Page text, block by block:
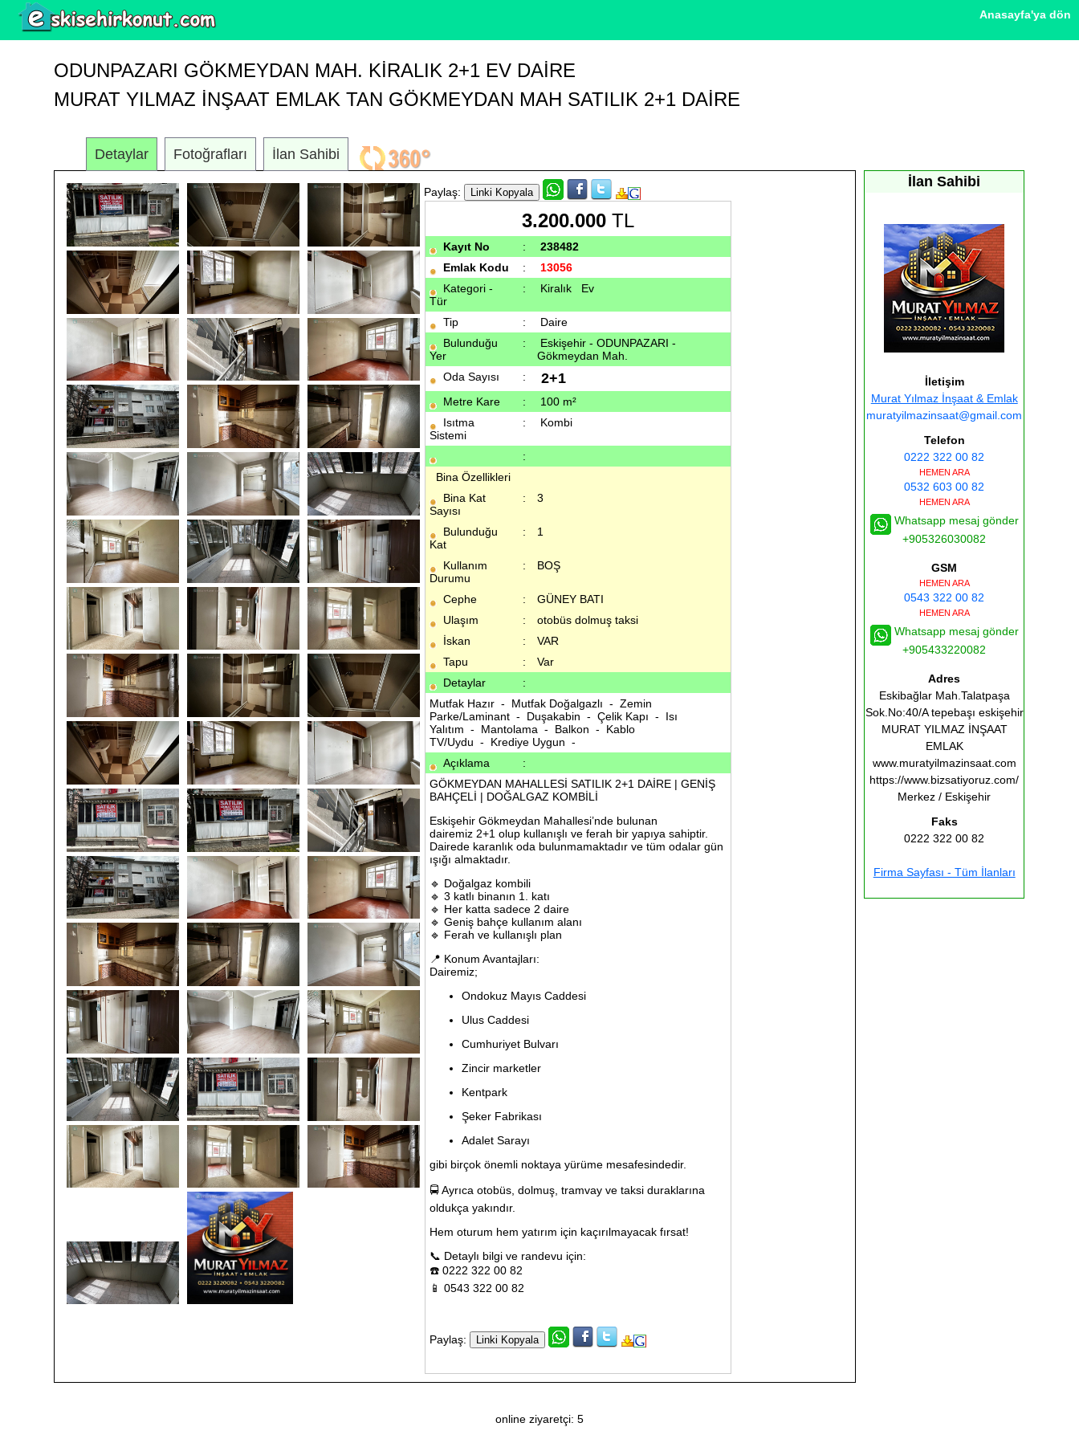
Anasayfa'ya dön
ODUNPAZARI GÖKMEYDAN MAH. KIRALIK 2+1 EV DAIRE
MURAT YILMAZ İNŞAAT EMLAK TAN GÖKMEYDAN MAH SATILIK 2+1 DAİRE
Detaylar Fotoğrafları İlan Sahibi
Paylaş:
3.200.000 TL
Kayıt No :
238482
Emlak Kodu
:
13056
Kategori -
Tür
: KiralıkEv
Tip :
Daire
Bulunduğu
Yer
:
Eskişehir - ODUNPAZARI -
Gökmeydan Mah.
Oda Sayısı
: 2+1
Metre Kare :
100 m²
Isıtma
Sistemi
: Kombi
:
Bina Özellikleri
Bina Kat
Sayısı
: 3
Bulunduğu
Kat
: 1
Kullanım
Durumu
: BOŞ
Cephe :
GÜNEY BATI
Ulaşım
:
otobüs dolmuş taksi
İskan
:
VAR
Tapu
:
Var
Detaylar
:
Mutfak Hazır - Mutfak Doğalgazlı - Zemin
Parke/Laminant - Duşakabin - Çelik Kapı - Isı
Yalıtım - Mantolama - Balkon - Kablo
TV/Uydu - Krediye Uygun -
Açıklama
:
GÖKMEYDAN MAHALLESİ SATILIK 2+1 DAİRE | GENİŞ
BAHÇELİ | DOĞALGAZ KOMBİLİ
Eskişehir Gökmeydan Mahallesi’nde bulunan
dairemiz 2+1 olup kullanışlı ve ferah bir yapıya sahiptir.
Dairede karanlık oda bulunmamaktadır ve tüm odalar gün
ışığı almaktadır.
🔹 Doğalgaz kombili
🔹 3 katlı binanın 1. katı
🔹 Her katta sadece 2 daire
🔹 Geniş bahçe kullanım alanı
🔹 Ferah ve kullanışlı plan
📍 Konum Avantajları:
Dairemiz;
Ondokuz Mayıs Caddesi
Ulus Caddesi
Cumhuriyet Bulvarı
Zincir marketler
Kentpark
Şeker Fabrikası
Adalet Sarayı
gibi birçok önemli noktaya yürüme mesafesindedir.
🚍 Ayrıca otobüs, dolmuş, tramvay ve taksi duraklarına
oldukça yakındır.
Hem oturum hem yatırım için kaçırılmayacak fırsat!
📞 Detaylı bilgi ve randevu için:
☎️ 0222 322 00 82
📱 0543 322 00 82
Paylaş:
İlan Sahibi
İletişim
Murat Yılmaz İnşaat & Emlak
muratyilmazinsaat@gmail.com
Telefon
0222 322 00 82
HEMEN ARA
0532 603 00 82
HEMEN ARA
Whatsapp mesaj gönder
+905326030082
GSM
HEMEN ARA
0543 322 00 82
HEMEN ARA
Whatsapp mesaj gönder
+905433220082
Adres
Eskibağlar Mah.Talatpaşa
Sok.No:40/A tepebaşı eskişehir
MURAT YILMAZ İNŞAAT
EMLAK
www.muratyilmazinsaat.com
https://www.bizsatiyoruz.com/
Merkez / Eskişehir
Faks
0222 322 00 82
Firma Sayfası - Tüm İlanları
online ziyaretçi: 5